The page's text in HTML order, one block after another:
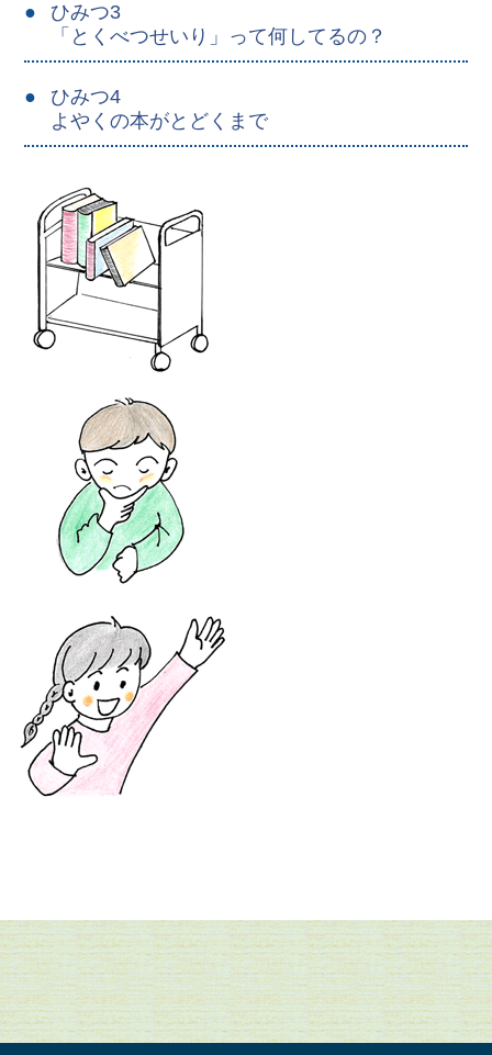
ひみつ3
「とくべつせいり」って何してるの？
ひみつ4
よやくの本がとどくまで